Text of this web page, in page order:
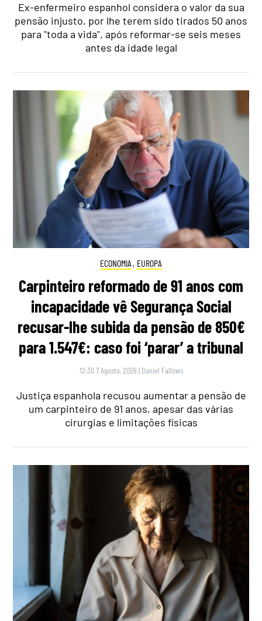
Ex-enfermeiro espanhol considera o valor da sua
pensão injusto, por lhe terem sido tirados 50 anos
para "toda a vida", após reformar-se seis meses
antes da idade legal
ECONOMIA , EUROPA
Carpinteiro reformado de 91 anos com
incapacidade vê Segurança Social
recusar-lhe subida da pensão de 850€
para 1.547€: caso foi ‘parar’ a tribunal
12:30 7 Agosto, 2026 | Daniel Fallows
Justiça espanhola recusou aumentar a pensão de
um carpinteiro de 91 anos, apesar das várias
cirurgias e limitações físicas